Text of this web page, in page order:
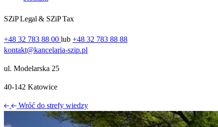
SZiP Legal & SZiP Tax
+48 32 783 88 00 lub +48 32 783 88 88
kontakt@kancelaria-szip.pl
ul. Modelarska 25
40‑142 Katowice
Wróć do strefy wiedzy